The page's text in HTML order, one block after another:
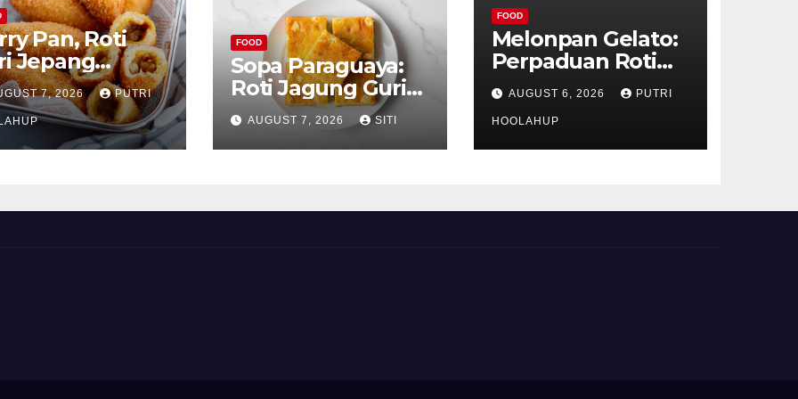
Pan, Roti
Jepang
dengan
Gurih
7, 2026 PUTRI
FOOD
Sopa Paraguaya:
Roti Jagung Gurih
Khas Paraguay
yang Unik
AUGUST 7, 2026 SITI
FOOD
Melonpan Gelato:
Perpaduan Roti
Renyah dan Es
Krim Lembut yang
Menggoda
AUGUST 6, 2026 PUTRI
HOOLAHUP